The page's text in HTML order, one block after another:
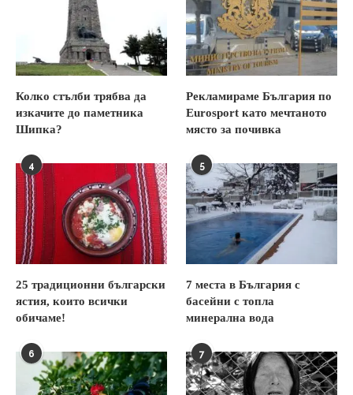
Колко стълби трябва да
изкачите до паметника
Шипка?
Рекламираме България по
Eurosport като мечтаното
място за почивка
4
25 традиционни български
ястия, които всички
обичаме!
5
7 места в България с
басейни с топла
минерална вода
6 7